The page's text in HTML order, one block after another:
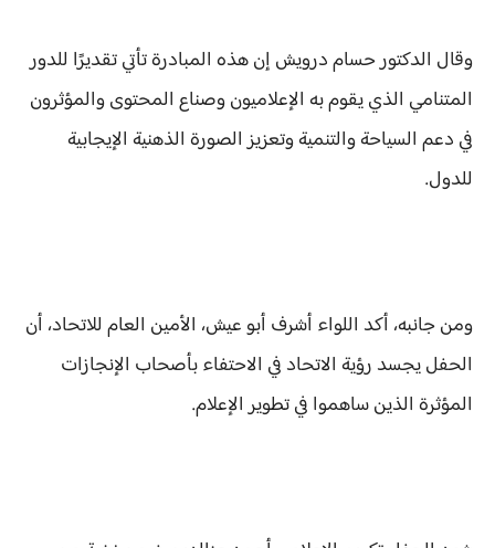
وقال الدكتور حسام درويش إن هذه المبادرة تأتي تقديرًا للدور
المتنامي الذي يقوم به الإعلاميون وصناع المحتوى والمؤثرون
في دعم السياحة والتنمية وتعزيز الصورة الذهنية الإيجابية
للدول.
ومن جانبه، أكد اللواء أشرف أبو عيش، الأمين العام للاتحاد، أن
الحفل يجسد رؤية الاتحاد في الاحتفاء بأصحاب الإنجازات
المؤثرة الذين ساهموا في تطوير الإعلام.